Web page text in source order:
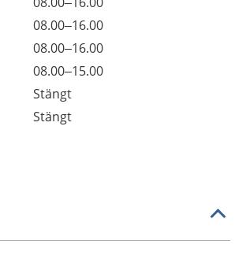
08.00–16.00
08.00–16.00
08.00–15.00
Stängt
Stängt